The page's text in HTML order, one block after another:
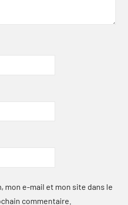
mon e-mail et mon site dans le
commentaire.